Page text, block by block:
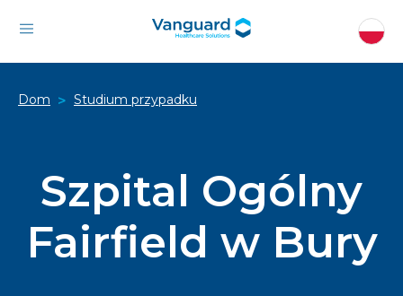
Dom > Studium przypadku
Szpital Ogólny
Fairfield w Bury